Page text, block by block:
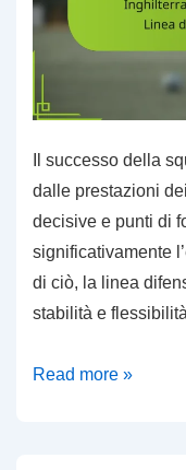
Il successo della
dalle prestazioni
decisive e punti di
significativamente
di ciò, la linea
stabilità e
Inghilterra
Read more »